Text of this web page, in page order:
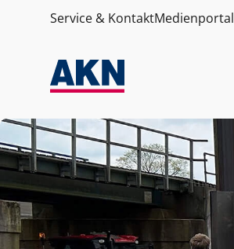
Service & KontaktMedienportal